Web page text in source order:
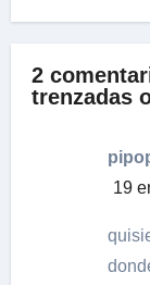
2
trenzadas
19